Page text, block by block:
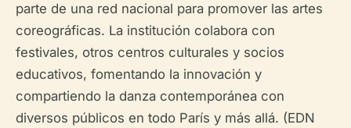
parte de una red nacional para promover las artes
coreográficas. La institución colabora con
festivales, otros centros culturales y socios
educativos, fomentando la innovación y
compartiendo la danza contemporánea con
diversos públicos en todo París y más allá. (EDN